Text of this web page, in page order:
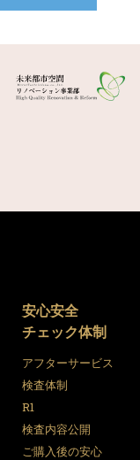
安心安全
チェック体制
アフターサービス
検査体制
R1
検査内容公開
ご購入後の安心